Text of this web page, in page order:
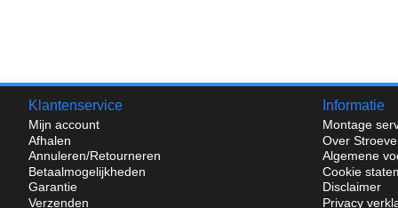
Klantenservice
Mijn account
Afhalen
Annuleren/Retourneren
Betaalmogelijkheden
Garantie
Verzenden
Informatie
Montage
Over
Algemene
Cookie
Disclaimer
Privacy